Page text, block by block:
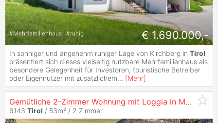
#Mehrfamilienhaus #ruhig € 1.690.000,-
In sonniger und angenehm ruhiger Lage von Kirchberg in Tirol
präsentiert sich dieses vielseitig nutzbare Mehrfamilienhaus als
besondere Gelegenheit für Investoren, touristische Betreiber
oder Eigennutzer mit zusätzlichem... [Mehr]
Gemütliche 2-Zimmer Wohnung mit Loggia in Matrei am Brenner - 53M² Wohnkomfort
6143 Tirol / 53m² / 2 Zimmer